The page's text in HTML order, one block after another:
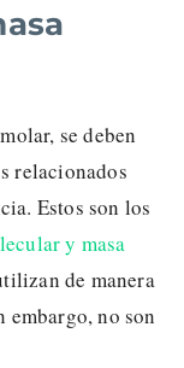
se deben
relacionados
Estos son los
y masa
de manera
embargo, no son